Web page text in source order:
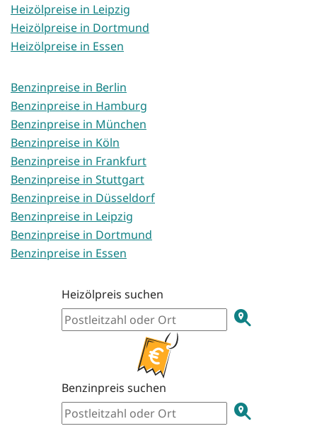
Heizölpreise in Leipzig
Heizölpreise in Dortmund
Heizölpreise in Essen
Benzinpreise in Berlin
Benzinpreise in Hamburg
Benzinpreise in München
Benzinpreise in Köln
Benzinpreise in Frankfurt
Benzinpreise in Stuttgart
Benzinpreise in Düsseldorf
Benzinpreise in Leipzig
Benzinpreise in Dortmund
Benzinpreise in Essen
Heizölpreis suchen
Benzinpreis suchen